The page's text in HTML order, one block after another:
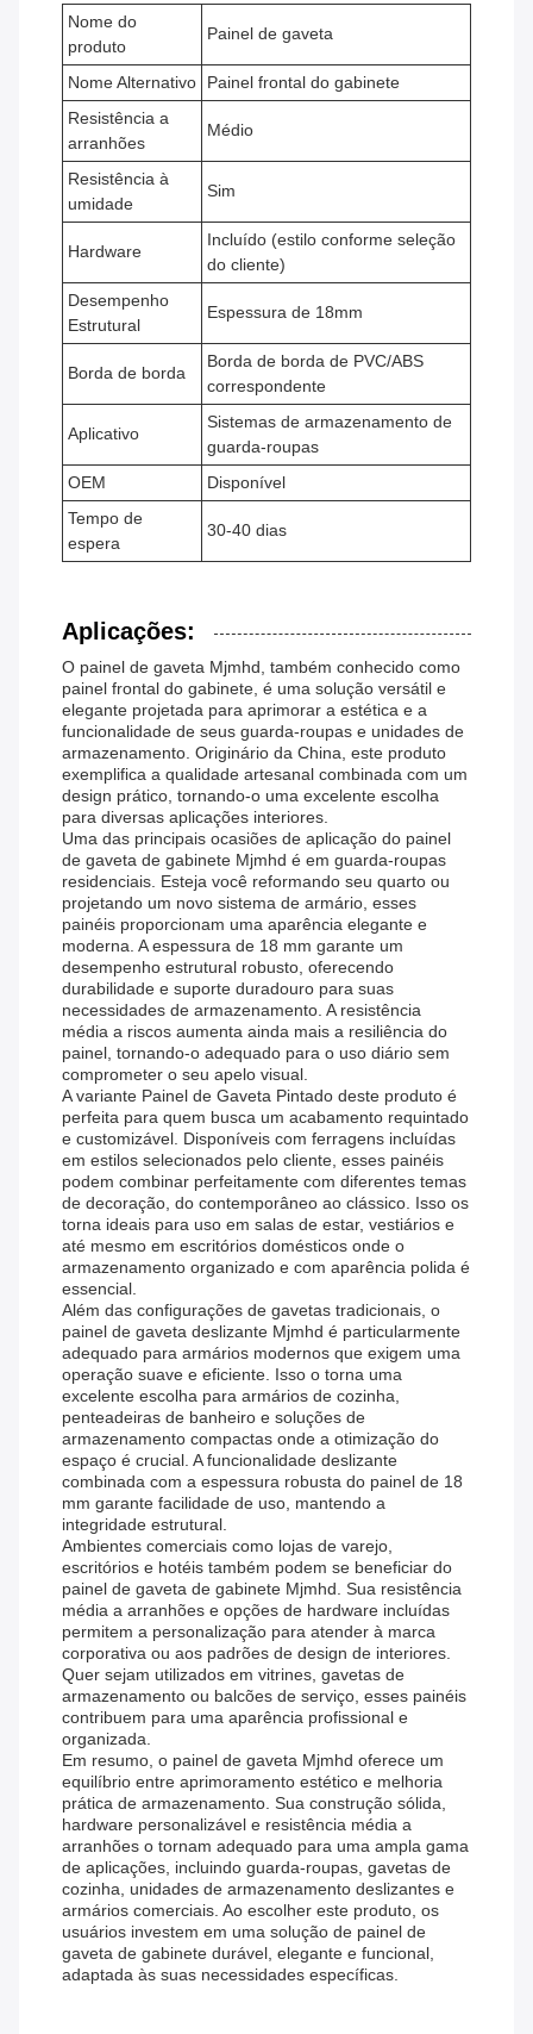
Nome do
produto
Painel de gaveta
Nome Alternativo
Painel frontal do gabinete
Resistência a
arranhões
Médio
Resistência à
umidade
Sim
Hardware
Incluído (estilo conforme seleção
do cliente)
Desempenho
Estrutural
Espessura de 18mm
Borda de borda
Borda de borda de PVC/ABS
correspondente
Aplicativo
Sistemas de armazenamento de
guarda-roupas
OEM
Disponível
Tempo de
espera
30-40 dias
Aplicações:
O painel de gaveta Mjmhd, também conhecido como
painel frontal do gabinete, é uma solução versátil e
elegante projetada para aprimorar a estética e a
funcionalidade de seus guarda-roupas e unidades de
armazenamento. Originário da China, este produto
exemplifica a qualidade artesanal combinada com um
design prático, tornando-o uma excelente escolha
para diversas aplicações interiores.
Uma das principais ocasiões de aplicação do painel
de gaveta de gabinete Mjmhd é em guarda-roupas
residenciais. Esteja você reformando seu quarto ou
projetando um novo sistema de armário, esses
painéis proporcionam uma aparência elegante e
moderna. A espessura de 18 mm garante um
desempenho estrutural robusto, oferecendo
durabilidade e suporte duradouro para suas
necessidades de armazenamento. A resistência
média a riscos aumenta ainda mais a resiliência do
painel, tornando-o adequado para o uso diário sem
comprometer o seu apelo visual.
A variante Painel de Gaveta Pintado deste produto é
perfeita para quem busca um acabamento requintado
e customizável. Disponíveis com ferragens incluídas
em estilos selecionados pelo cliente, esses painéis
podem combinar perfeitamente com diferentes temas
de decoração, do contemporâneo ao clássico. Isso os
torna ideais para uso em salas de estar, vestiários e
até mesmo em escritórios domésticos onde o
armazenamento organizado e com aparência polida é
essencial.
Além das configurações de gavetas tradicionais, o
painel de gaveta deslizante Mjmhd é particularmente
adequado para armários modernos que exigem uma
operação suave e eficiente. Isso o torna uma
excelente escolha para armários de cozinha,
penteadeiras de banheiro e soluções de
armazenamento compactas onde a otimização do
espaço é crucial. A funcionalidade deslizante
combinada com a espessura robusta do painel de 18
mm garante facilidade de uso, mantendo a
integridade estrutural.
Ambientes comerciais como lojas de varejo,
escritórios e hotéis também podem se beneficiar do
painel de gaveta de gabinete Mjmhd. Sua resistência
média a arranhões e opções de hardware incluídas
permitem a personalização para atender à marca
corporativa ou aos padrões de design de interiores.
Quer sejam utilizados em vitrines, gavetas de
armazenamento ou balcões de serviço, esses painéis
contribuem para uma aparência profissional e
organizada.
Em resumo, o painel de gaveta Mjmhd oferece um
equilíbrio entre aprimoramento estético e melhoria
prática de armazenamento. Sua construção sólida,
hardware personalizável e resistência média a
arranhões o tornam adequado para uma ampla gama
de aplicações, incluindo guarda-roupas, gavetas de
cozinha, unidades de armazenamento deslizantes e
armários comerciais. Ao escolher este produto, os
usuários investem em uma solução de painel de
gaveta de gabinete durável, elegante e funcional,
adaptada às suas necessidades específicas.